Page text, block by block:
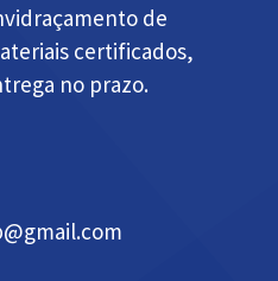
de
certificados,
no prazo.